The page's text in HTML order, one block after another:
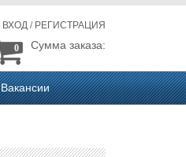
ВХОД / РЕГИСТРАЦИЯ
Сумма заказа:
0
Вакансии